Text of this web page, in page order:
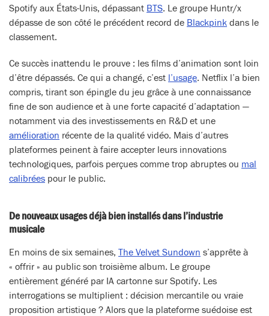
Spotify aux États-Unis, dépassant BTS. Le groupe Huntr/x
dépasse de son côté le précédent record de Blackpink dans le
classement.
Ce succès inattendu le prouve : les films d’animation sont loin
d’être dépassés. Ce qui a changé, c’est l’usage. Netflix l’a bien
compris, tirant son épingle du jeu grâce à une connaissance
fine de son audience et à une forte capacité d’adaptation —
notamment via des investissements en R&D et une
amélioration récente de la qualité vidéo. Mais d’autres
plateformes peinent à faire accepter leurs innovations
technologiques, parfois perçues comme trop abruptes ou mal
calibrées pour le public.
De nouveaux usages déjà bien installés dans l’industrie
musicale
En moins de six semaines, The Velvet Sundown s’apprête à
« offrir » au public son troisième album. Le groupe
entièrement généré par IA cartonne sur Spotify. Les
interrogations se multiplient : décision mercantile ou vraie
proposition artistique ? Alors que la plateforme suédoise est